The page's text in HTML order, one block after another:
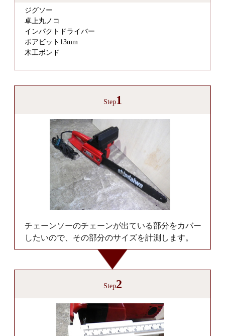
ジグソー
卓上丸ノコ
インパクトドライバー
ボアビット13mm
木工ボンド
Step1
チェーンソーのチェーンが出ている部分をカバー
したいので、その部分のサイズを計測します。
Step2